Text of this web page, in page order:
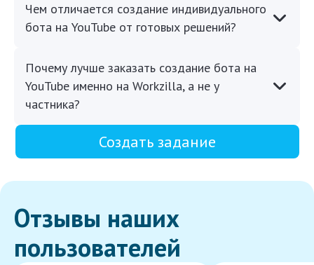
Чем отличается создание индивидуального
бота на YouTube от готовых решений?
Почему лучше заказать создание бота на
YouTube именно на Workzilla, а не у
частника?
Создать задание
Отзывы наших
пользователей